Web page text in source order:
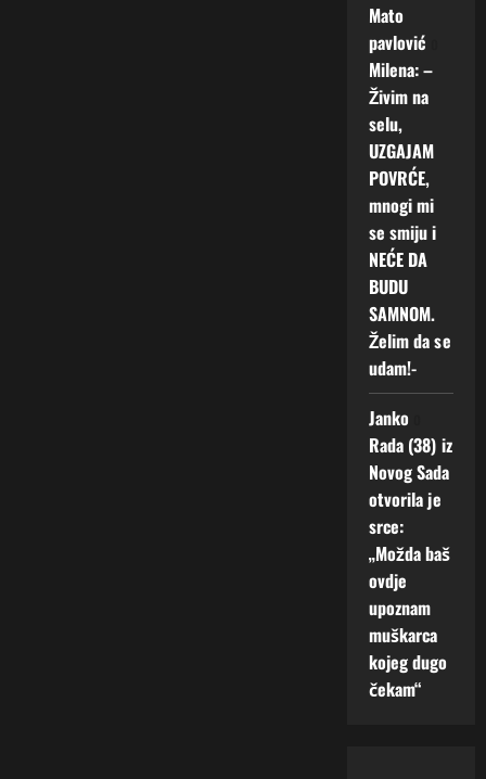
Mato
pavlović
Milena: –
Živim na
selu,
UZGAJAM
POVRĆE,
mnogi mi
se smiju i
NEĆE DA
BUDU
SAMNOM.
Želim da se
udam!-
Janko
Rada (38) iz
Novog Sada
otvorila je
srce:
„Možda baš
ovdje
upoznam
muškarca
kojeg dugo
čekam“